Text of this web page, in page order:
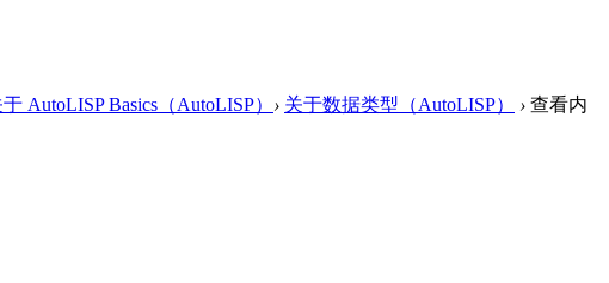
AutoLISP Basics（AutoLISP） › 关于数据类型（AutoLISP） › 查看内